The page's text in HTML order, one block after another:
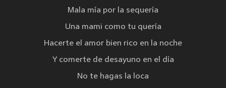
Mala mía por la sequería
Una mami como tu quería
Hacerte el amor bien rico en la noche
Y comerte de desayuno en el día
No te hagas la loca